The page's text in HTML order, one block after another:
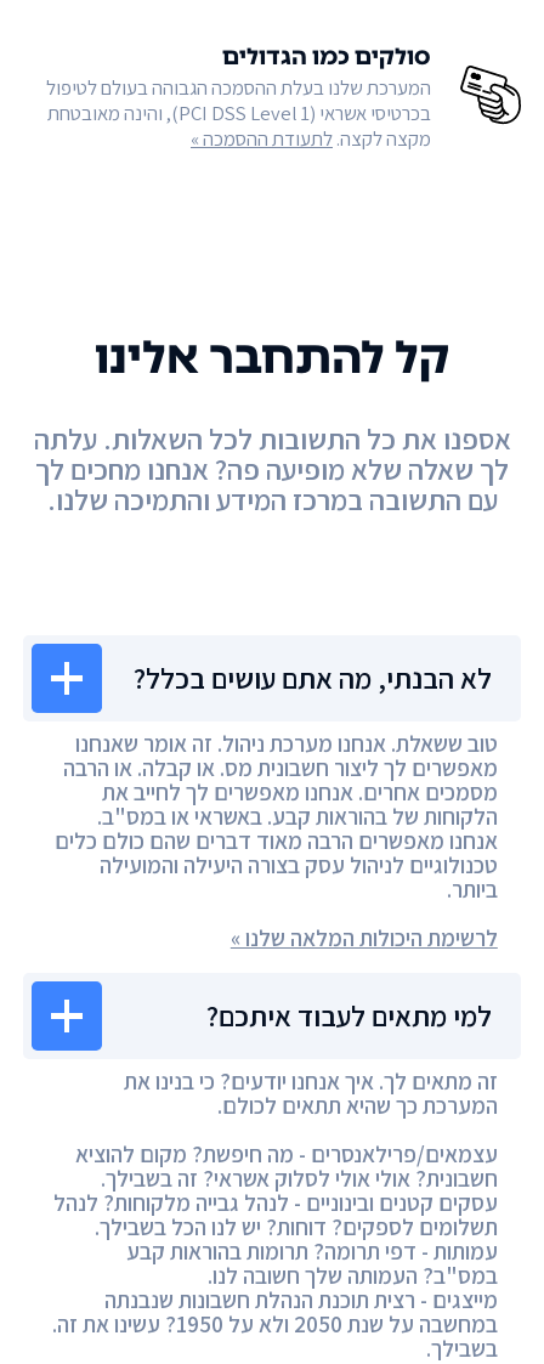
סולקים כמו הגדולים
המערכת שלנו בעלת ההסמכה הגבוהה בעולם לטיפול
בכרטיסי אשראי (PCI DSS Level 1), והינה מאובטחת
מקצה לקצה.לתעודת ההסמכה »
לא הבנתי, מה אתם עושים בכלל?
טוב ששאלת. אנחנו מערכת ניהול. זה אומר שאנחנו
מאפשרים לך ליצור חשבונית מס. או קבלה. או הרבה
מסמכים אחרים. אנחנו מאפשרים לך לחייב את
הלקוחות של בהוראות קבע. באשראי או במס"ב.
אנחנו מאפשרים הרבה מאוד דברים שהם כולם כלים
טכנולוגיים לניהול עסק בצורה היעילה והמועילה
ביותר.
לרשימת היכולות המלאה שלנו »
למי מתאים לעבוד איתכם?
זה מתאים לך. איך אנחנו יודעים? כי בנינו את
המערכת כך שהיא תתאים לכולם.
עצמאים/פרילאנסרים - מה חיפשת? מקום להוציא
חשבונית? אולי אולי לסלוק אשראי? זה בשבילך.
עסקים קטנים ובינוניים - לנהל גבייה מלקוחות? לנהל
תשלומים לספקים? דוחות? יש לנו הכל בשבילך.
עמותות - דפי תרומה? תרומות בהוראות קבע
במס"ב? העמותה שלך חשובה לנו.
מייצגים - רצית תוכנת הנהלת חשבונות שנבנתה
במחשבה על שנת 2050 ולא על 1950? עשינו את זה.
בשבילך.
קל להתחבר אלינו
אספנו את כל התשובות לכל השאלות. עלתה
לך שאלה שלא מופיעה פה? אנחנו מחכים לך
עם התשובה במרכז המידע והתמיכה שלנו.